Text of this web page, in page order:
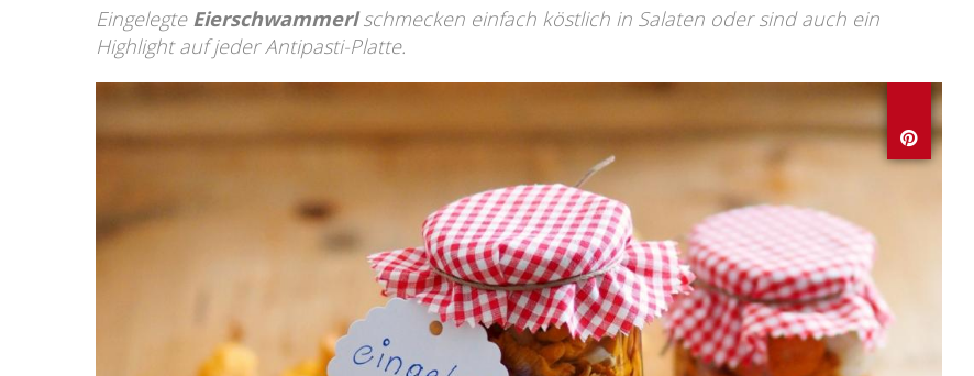
Eingelegte Eierschwammerlschmecken einfach köstlich in Salaten oder sind auch ein
Highlight auf jeder Antipasti-Platte.